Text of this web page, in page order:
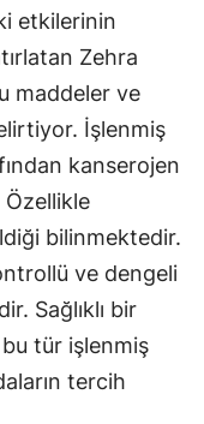
etkilerinin
Zehra
maddeler ve
İşlenmiş
kanserojen
Özellikle
bilinmektedir.
ve dengeli
Sağlıklı bir
tür işlenmiş
tercih